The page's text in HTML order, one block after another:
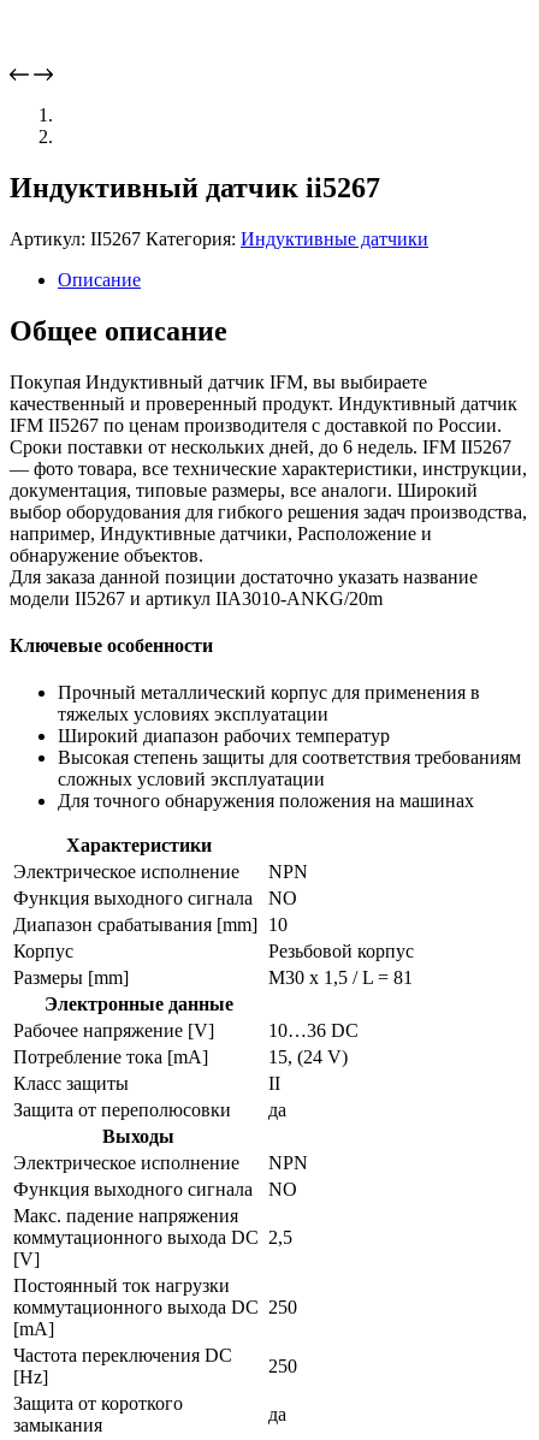
Индуктивный датчик ii5267
Артикул: II5267 Категория: Индуктивные датчики
Описание
Общее описание
Покупая Индуктивный датчик IFM, вы выбираете
качественный и проверенный продукт. Индуктивный датчик
IFM II5267 по ценам производителя с доставкой по России.
Сроки поставки от нескольких дней, до 6 недель. IFM II5267
— фото товара, все технические характеристики, инструкции,
документация, типовые размеры, все аналоги. Широкий
выбор оборудования для гибкого решения задач производства,
например, Индуктивные датчики, Расположение и
обнаружение объектов.
Для заказа данной позиции достаточно указать название
модели II5267 и артикул IIA3010-ANKG/20m
Ключевые особенности
Прочный металлический корпус для применения в
тяжелых условиях эксплуатации
Широкий диапазон рабочих температур
Высокая степень защиты для соответствия требованиям
сложных условий эксплуатации
Для точного обнаружения положения на машинах
Характеристики
Электрическое исполнение
NPN
Функция выходного сигнала
NO
Диапазон срабатывания [mm] 10
Корпус
Резьбовой корпус
Размеры [mm]
M30 x 1,5 / L = 81
Электронные данные
Рабочее напряжение [V]
10…36 DC
Потребление тока [mA]
15, (24 V)
Класс защиты
II
Защита от переполюсовки
да
Выходы
Электрическое исполнение
NPN
Функция выходного сигнала
NO
Макс. падение напряжения
коммутационного выхода DC
[V]
2,5
Постоянный ток нагрузки
коммутационного выхода DC
[mA]
250
Частота переключения DC
[Hz]
250
Защита от короткого
замыкания
да